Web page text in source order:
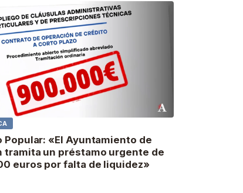
Popular: «El Ayuntamiento de
tramita un préstamo urgente de
euros por falta de liquidez»